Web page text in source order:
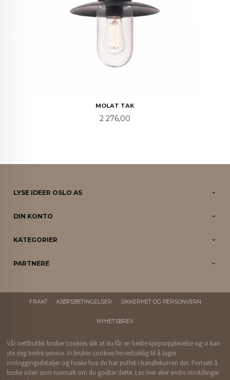
MOLAT TAK
Pris
2 276,00
LYSE IDEER OSLO AS
DIN KONTO
KATEGORIER
PARTNERE
FRAKT KJØPSBETINGELSER SIKKERHET OG PERSONVERN
NYHETSBREV
Vår nettbutikk bruker cookies slik at du får en bedre kjøpsopplevelse og vi kan
yte deg bedre service. Vi bruker cookies hovedsaklig til å lagre
innloggingsdetaljer og huske hva du har puttet i handlekurven din. Fortsett å
bruke siden som normalt om du godtar dette. Les mer eller endre innstillinger